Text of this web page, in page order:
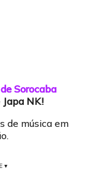
Sorocaba
Japa NK!
de música em
▾